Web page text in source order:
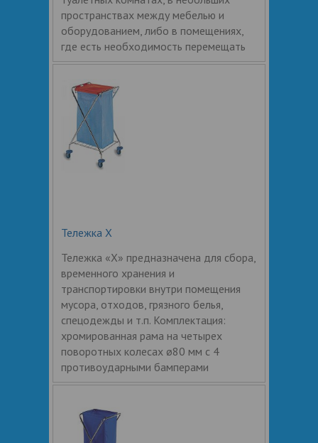
пространствах между мебелью и
оборудованием, либо в помещениях,
где есть необходимость перемещать
Тележка Х
Тележка «Х» предназначена для сбора,
временного хранения и
транспортировки внутри помещения
мусора, отходов, грязного белья,
спецодежды и т.п. Комплектация:
хромированная рама на четырех
поворотных колесах ø80 мм с 4
противоударными бамперами